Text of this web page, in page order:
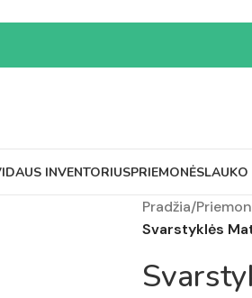
INVENTORIUSPRIEMONĖSLAUKO
Pradžia/
Svarstyklės